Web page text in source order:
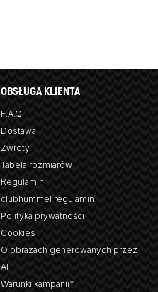
OBSŁUGA KLIENTA
F.A.Q
Dostawa
Zwroty
Tabela rozmiarów
Regulamin
clubhummel regulamin
Polityka prywatności
Cookies
O obrazach generowanych przez
AI
Warunki kampanii*